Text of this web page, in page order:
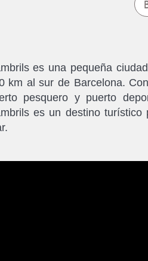
es una pequeña
km al sur de Barcelona.
pesquero y puerto
es un destino